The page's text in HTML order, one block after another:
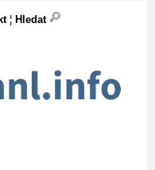
¦ Hledat